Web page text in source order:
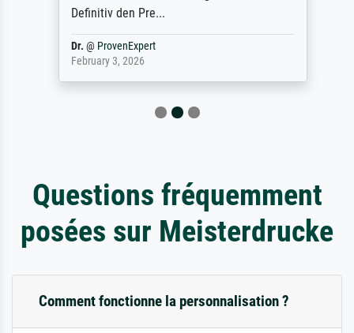
Definitiv den Pre...
Dr.@ProvenExpert
February 3, 2026
Questions fréquemment
posées sur Meisterdrucke
Comment fonctionne la personnalisation ?